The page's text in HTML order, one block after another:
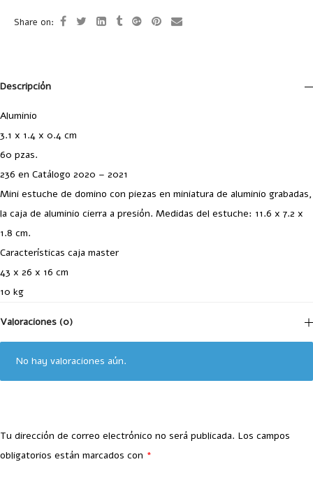
Share on:
Descripción
Aluminio
3.1 x 1.4 x 0.4 cm
60 pzas.
236 en Catálogo 2020 – 2021
Mini estuche de domino con piezas en miniatura de aluminio grabadas,
la caja de aluminio cierra a presión. Medidas del estuche: 11.6 x 7.2 x
1.8 cm.
Características caja master
43 x 26 x 16 cm
10 kg
Valoraciones (0)
No hay valoraciones aún.
Tu dirección de correo electrónico no será publicada. Los campos
obligatorios están marcados con *